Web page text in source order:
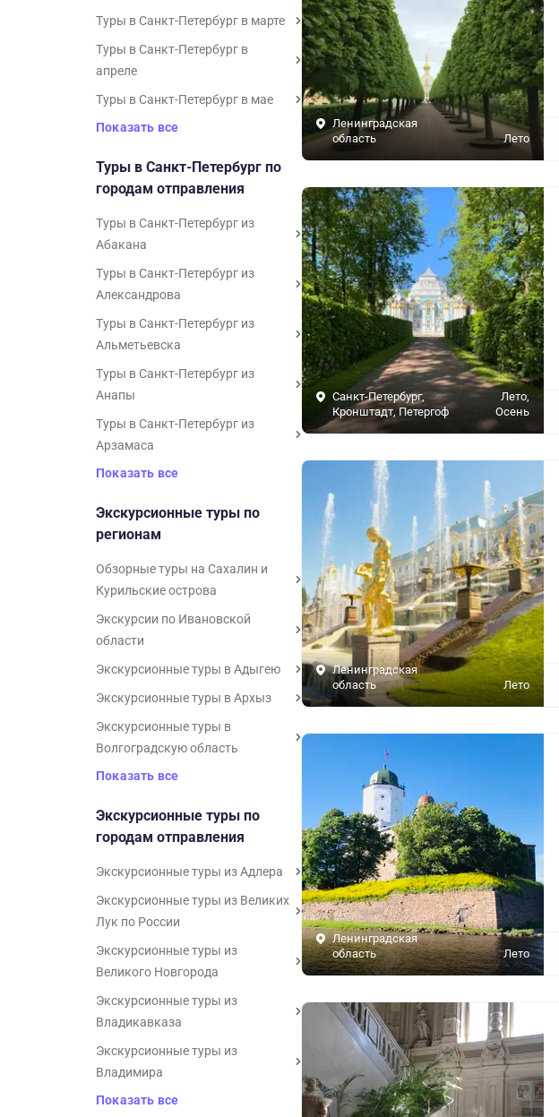
Туры в Санкт-Петербург в марте
Туры в Санкт-Петербург в
апреле
Туры в Санкт-Петербург в мае
Показать все
Туры в Санкт-Петербург по
городам отправления
Туры в Санкт-Петербург из
Абакана
Туры в Санкт-Петербург из
Александрова
Туры в Санкт-Петербург из
Альметьевска
Туры в Санкт-Петербург из
Анапы
Туры в Санкт-Петербург из
Арзамаса
Показать все
Экскурсионные туры по
регионам
Обзорные туры на Сахалин и
Курильские острова
Экскурсии по Ивановской
области
Экскурсионные туры в Адыгею
Экскурсионные туры в Архыз
Экскурсионные туры в
Волгоградскую область
Показать все
Экскурсионные туры по
городам отправления
Экскурсионные туры из Адлера
Экскурсионные туры из Великих
Лук по России
Экскурсионные туры из
Великого Новгорода
Экскурсионные туры из
Владикавказа
Экскурсионные туры из
Владимира
Показать все
Ленинградская
область
Лето
Санкт-Петербург,
Кронштадт, Петергоф
Лето,
Осень
Ленинградская
область
Лето
Ленинградская
область
Лето